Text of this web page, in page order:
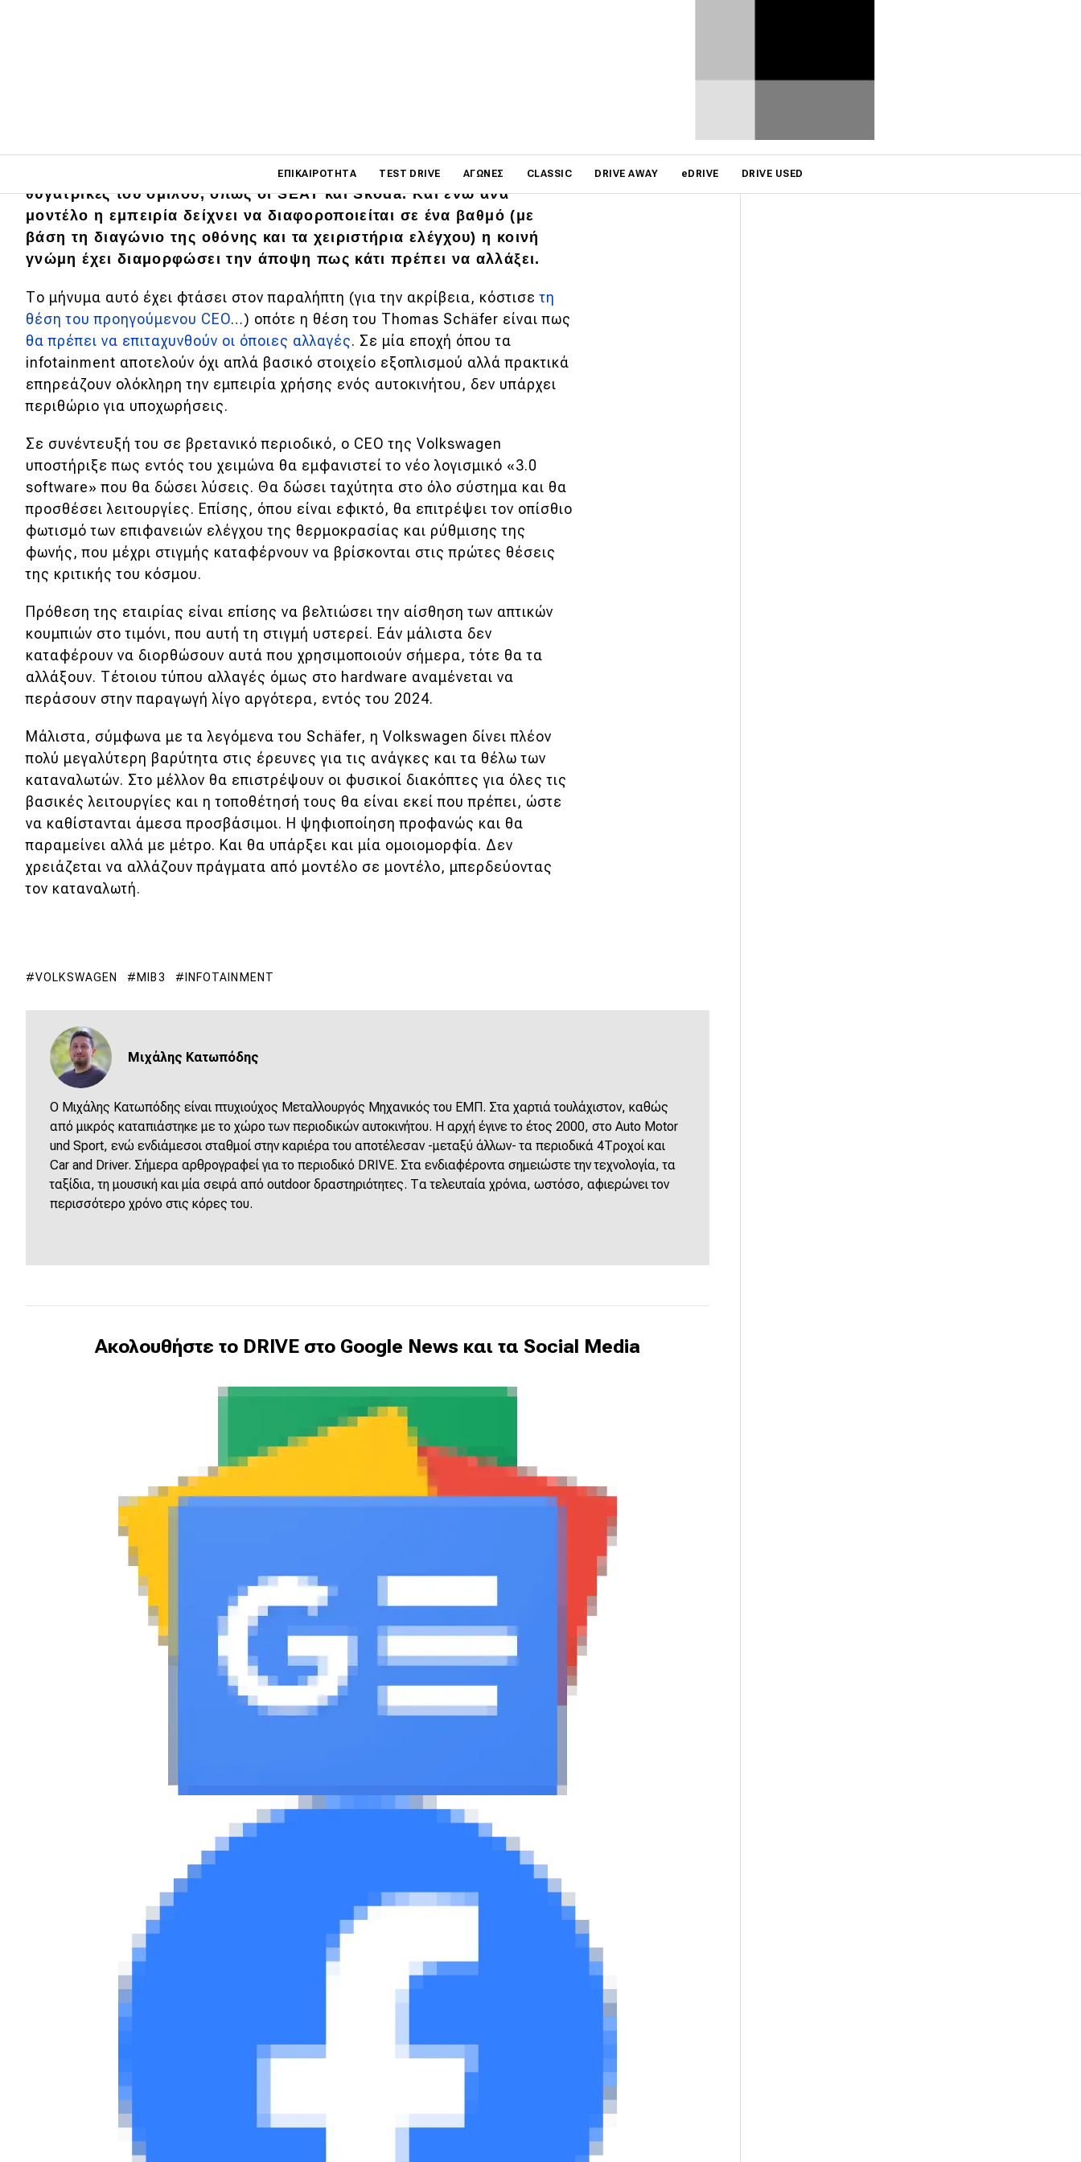
ΕΠΙΚΑΙΡΌΤΗΤΑ TEST DRIVE ΑΓΏΝΕΣ CLASSIC DRIVE AWAY eDRIVE DRIVE USED
Main navigation
Επικαιρότητα
Νέα μοντέλα
Πρωτότυπα
Ελλάδα
Κόσμος
Τεχνολογία
Ασφάλεια
Αγορά
Απόψεις
Test Drive
Δοκιμή
Αποστολή
Συγκρίνουμε
Formula 1
WRC
Motorsport
Eco
Mobility
Σταθμοί φόρτισης
Classic
Νέα
Παρουσιάσεις
DRIVE Away
Συμβουλές
Οδική βοήθεια
DRIVE USED
επέλεξαν οι Γερμανοί για την τρέχουσα γκάμα των μοντέλων τους.
Από τα συμβατικά έως τα ηλεκτρικά, καθώς επίσης και για άλλες
θυγατρικές του ομίλου, όπως οι SEAT και Skoda. Και ενώ ανά
μοντέλο η εμπειρία δείχνει να διαφοροποιείται σε ένα βαθμό (με
βάση τη διαγώνιο της οθόνης και τα χειριστήρια ελέγχου) η κοινή
γνώμη έχει διαμορφώσει την άποψη πως κάτι πρέπει να αλλάξει.
Το μήνυμα αυτό έχει φτάσει στον παραλήπτη (για την ακρίβεια, κόστισετη
θέση του προηγούμενου CEO…) οπότε η θέση του Thomas Schäfer είναι πως
θα πρέπει να επιταχυνθούν οι όποιες αλλαγές. Σε μία εποχή όπου τα
infotainment αποτελούν όχι απλά βασικό στοιχείο εξοπλισμού αλλά πρακτικά
επηρεάζουν ολόκληρη την εμπειρία χρήσης ενός αυτοκινήτου, δεν υπάρχει
περιθώριο για υποχωρήσεις.
Σε συνέντευξή του σε βρετανικό περιοδικό, ο CEO της Volkswagen
υποστήριξε πως εντός του χειμώνα θα εμφανιστεί το νέο λογισμικό «3.0
software» που θα δώσει λύσεις. Θα δώσει ταχύτητα στο όλο σύστημα και θα
προσθέσει λειτουργίες. Επίσης, όπου είναι εφικτό, θα επιτρέψει τον οπίσθιο
φωτισμό των επιφανειών ελέγχου της θερμοκρασίας και ρύθμισης της
φωνής, που μέχρι στιγμής καταφέρνουν να βρίσκονται στις πρώτες θέσεις
της κριτικής του κόσμου.
Πρόθεση της εταιρίας είναι επίσης να βελτιώσει την αίσθηση των απτικών
κουμπιών στο τιμόνι, που αυτή τη στιγμή υστερεί. Εάν μάλιστα δεν
καταφέρουν να διορθώσουν αυτά που χρησιμοποιούν σήμερα, τότε θα τα
αλλάξουν. Τέτοιου τύπου αλλαγές όμως στο hardware αναμένεται να
περάσουν στην παραγωγή λίγο αργότερα, εντός του 2024.
Μάλιστα, σύμφωνα με τα λεγόμενα του Schäfer, η Volkswagen δίνει πλέον
πολύ μεγαλύτερη βαρύτητα στις έρευνες για τις ανάγκες και τα θέλω των
καταναλωτών. Στο μέλλον θα επιστρέψουν οι φυσικοί διακόπτες για όλες τις
βασικές λειτουργίες και η τοποθέτησή τους θα είναι εκεί που πρέπει, ώστε
να καθίστανται άμεσα προσβάσιμοι. Η ψηφιοποίηση προφανώς και θα
παραμείνει αλλά με μέτρο. Και θα υπάρξει και μία ομοιομορφία. Δεν
χρειάζεται να αλλάζουν πράγματα από μοντέλο σε μοντέλο, μπερδεύοντας
τον καταναλωτή.
VOLKSWAGEN MIB3 INFOTAINMENT
Μιχάλης Κατωπόδης
Ο Μιχάλης Κατωπόδης είναι πτυχιούχος Μεταλλουργός Μηχανικός του ΕΜΠ. Στα χαρτιά τουλάχιστον, καθώς
από μικρός καταπιάστηκε με το χώρο των περιοδικών αυτοκινήτου. Η αρχή έγινε το έτος 2000, στο Auto Motor
und Sport, ενώ ενδιάμεσοι σταθμοί στην καριέρα του αποτέλεσαν -μεταξύ άλλων- τα περιοδικά 4Τροχοί και
Car and Driver. Σήμερα αρθρογραφεί για το περιοδικό DRIVE. Στα ενδιαφέροντα σημειώστε την τεχνολογία, τα
ταξίδια, τη μουσική και μία σειρά από outdoor δραστηριότητες. Τα τελευταία χρόνια, ωστόσο, αφιερώνει τον
περισσότερο χρόνο στις κόρες του.
Ακολουθήστε το DRIVE στο Google News και τα Social Media